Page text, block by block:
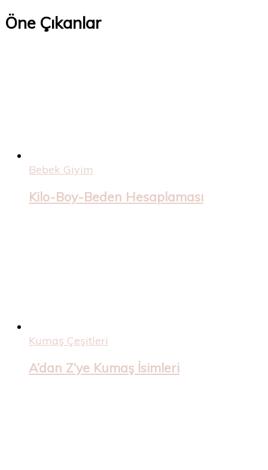
Öne Çıkanlar
Bebek Giyim
Kilo-Boy-Beden Hesaplaması
Kumaş Çeşitleri
A’dan Z’ye Kumaş İsimleri